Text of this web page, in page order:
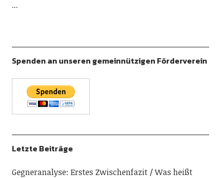
…
Spenden an unseren gemeinnützigen Förderverein
Letzte Beiträge
Gegneranalyse: Erstes Zwischenfazit
Was heißt